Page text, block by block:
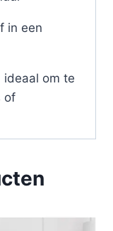
in een
ideaal om te
of